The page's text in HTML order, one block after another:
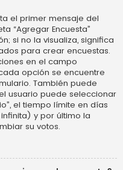
el primer mensaje del
“Agregar Encuesta”
si no la visualiza, significa
para crear encuestas.
en el campo
opción se encuentre
También puede
usuario puede seleccionar
el tiempo límite en días
y por último la
su votos.